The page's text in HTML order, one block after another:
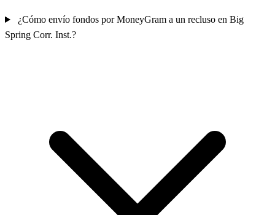
¿Cómo envío fondos por MoneyGram a un recluso en Big
Spring Corr. Inst.?